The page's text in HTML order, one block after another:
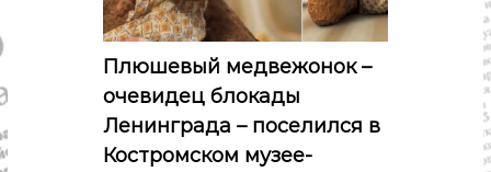
Плюшевый медвежонок –
очевидец блокады
Ленинграда – поселился в
Костромском музее-